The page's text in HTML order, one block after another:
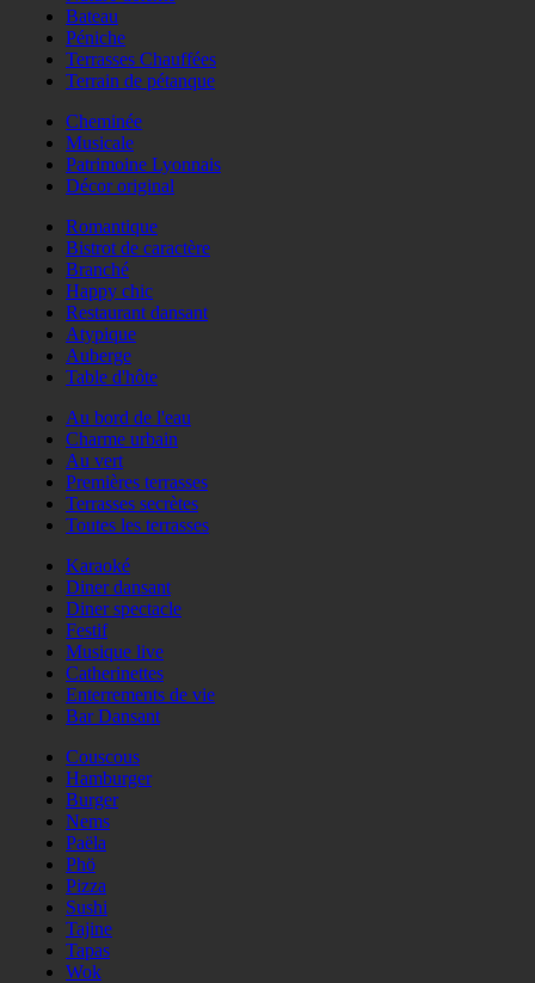
Bateau
Péniche
Terrasses Chauffées
Terrain de pétanque
Cheminée
Musicale
Patrimoine Lyonnais
Décor original
Romantique
Bistrot de caractère
Branché
Happy chic
Restaurant dansant
Atypique
Auberge
Table d'hôte
Au bord de l'eau
Charme urbain
Au vert
Premières terrasses
Terrasses secrètes
Toutes les terrasses
Karaoké
Diner dansant
Diner spectacle
Festif
Musique live
Catherinettes
Enterrements de vie
Bar Dansant
Couscous
Hamburger
Burger
Nems
Paëla
Phö
Pizza
Sushi
Tajine
Tapas
Wok